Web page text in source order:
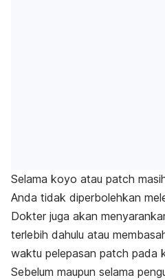
Selama koyo atau patch
Anda tidak diperbolehkan
Dokter juga akan
terlebih dahulu atau
waktu pelepasan patch pada
Sebelum maupun selama